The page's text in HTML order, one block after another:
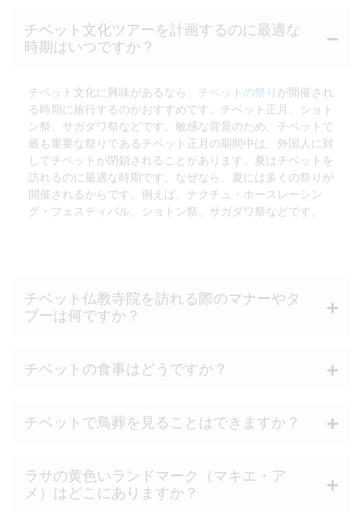
チベット文化ツアーを計画するのに最適な
時期はいつですか？
チベット文化に興味があるなら、 チベットの祭り が開催され
る時期に旅行するのがおすすめです。チベット正月、ショト
ン祭、サガダワ祭などです。敏感な背景のため、チベットで
最も重要な祭りであるチベット正月の期間中は、外国人に対
してチベットが閉鎖されることがあります。夏はチベットを
訪れるのに最適な時期です。なぜなら、夏には多くの祭りが
開催されるからです。例えば、ナクチュ・ホースレーシン
グ・フェスティバル、ショトン祭、サガダワ祭などです。
チベット仏教寺院を訪れる際のマナーやタ
ブーは何ですか？
チベットの食事はどうですか？
チベットで鳥葬を見ることはできますか？
ラサの黄色いランドマーク（マキエ・ア
メ）はどこにありますか？